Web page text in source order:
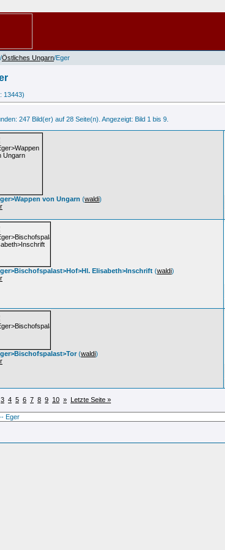
/Östliches Ungarn/Eger
13443)
247 Bild(er) auf 28 Seite(n). Angezeigt: Bild 1 bis 9.
von Ungarn (waldi)
Elisabeth>Inschrift (waldi)
(waldi)
3 4 5 6 7 8 9 10 » Letzte Seite »